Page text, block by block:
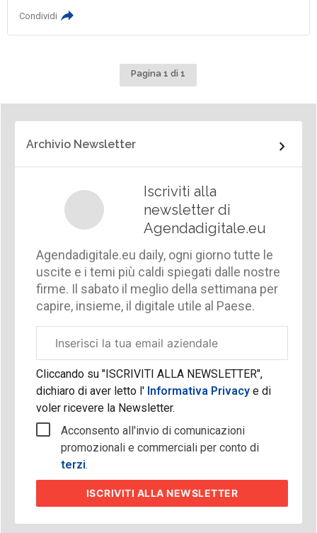
Condividi
Pagina 1 di 1
Archivio Newsletter
Iscriviti alla
newsletter di
Agendadigitale.eu
Agendadigitale.eu daily, ogni giorno tutte le
uscite e i temi più caldi spiegati dalle nostre
firme. Il sabato il meglio della settimana per
capire, insieme, il digitale utile al Paese.
aziendale
Cliccando su "ISCRIVITI ALLA NEWSLETTER",
dichiaro di aver letto l'Informativa Privacy e di
voler ricevere la Newsletter.
Acconsento all'invio di comunicazioni
promozionali e commerciali per conto di
terzi.
ISCRIVITI ALLA NEWSLETTER